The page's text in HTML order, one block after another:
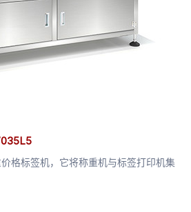
格标签机，它将称重机与标签打印机集